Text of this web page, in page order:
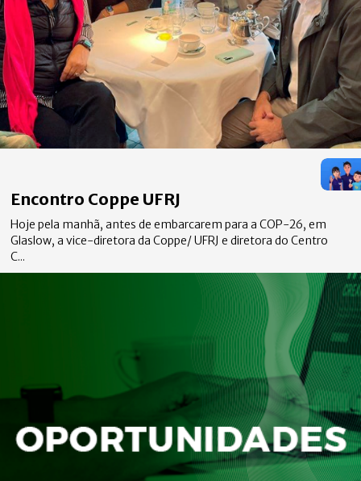
Encontro Coppe UFRJ
Hoje pela manhã, antes de embarcarem para a COP-26, em
Glaslow, a vice-diretora da Coppe/ UFRJ e diretora do Centro
C...